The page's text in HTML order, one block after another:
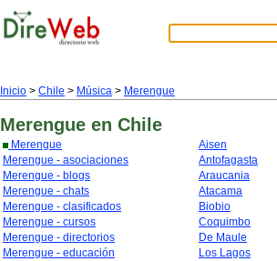
Inicio > Chile > Música > Merengue
Merengue en Chile
Merengue
Merengue - asociaciones
Merengue - blogs
Merengue - chats
Merengue - clasificados
Merengue - cursos
Merengue - directorios
Merengue - educación
Aisen
Antofagasta
Araucania
Atacama
Biobio
Coquimbo
De Maule
Los Lagos